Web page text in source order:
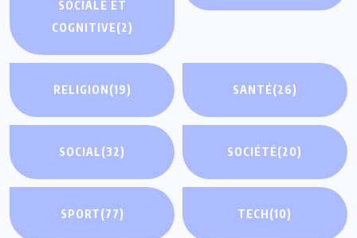
SOCIALE ET
COGNITIVE(2)
RELIGION(19) SANTÉ(26)
SOCIAL(32) SOCIÉTÉ(20)
SPORT(77) TECH(10)